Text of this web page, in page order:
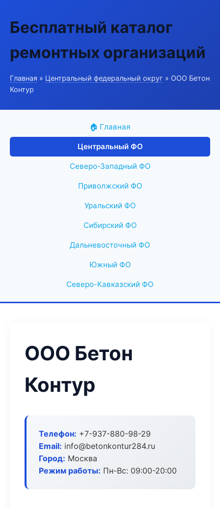
Бесплатный каталог
ремонтных организаций
Главная » Центральный федеральный округ » ООО Бетон
Контур
🏠 Главная
Центральный ФО
Северо-Западный ФО
Приволжский ФО
Уральский ФО
Сибирский ФО
Дальневосточный ФО
Южный ФО
Северо-Кавказский ФО
ООО Бетон
Контур
Телефон: +7-937-880-98-29
Email: info@betonkontur284.ru
Город: Москва
Режим работы: Пн-Вс: 09:00-20:00